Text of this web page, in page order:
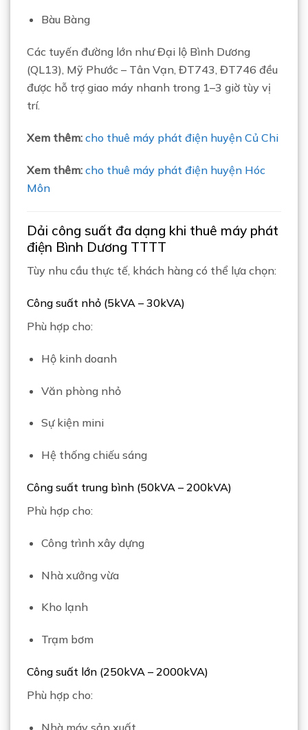
Bàu Bàng
Các tuyến đường lớn như Đại lộ Bình Dương
(QL13), Mỹ Phước – Tân Vạn, ĐT743, ĐT746 đều
được hỗ trợ giao máy nhanh trong 1–3 giờ tùy vị
trí.
Xem thêm: cho thuê máy phát điện huyện Củ Chi
Xem thêm: cho thuê máy phát điện huyện Hóc
Môn
Dải công suất đa dạng khi thuê máy phát
điện Bình Dương TTTT
Tùy nhu cầu thực tế, khách hàng có thể lựa chọn:
Công suất nhỏ (5kVA – 30kVA)
Phù hợp cho:
Hộ kinh doanh
Văn phòng nhỏ
Sự kiện mini
Hệ thống chiếu sáng
Công suất trung bình (50kVA – 200kVA)
Phù hợp cho:
Công trình xây dựng
Nhà xưởng vừa
Kho lạnh
Trạm bơm
Công suất lớn (250kVA – 2000kVA)
Phù hợp cho:
Nhà máy sản xuất